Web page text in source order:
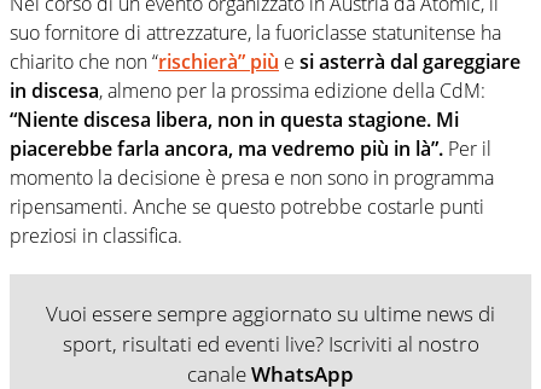
suo fornitore di attrezzature, la fuoriclasse statunitense ha
chiarito che non “rischierà” più e si asterrà dal gareggiare
in discesa, almeno per la prossima edizione della CdM:
“Niente discesa libera, non in questa stagione. Mi
piacerebbe farla ancora, ma vedremo più in là”. Per il
momento la decisione è presa e non sono in programma
ripensamenti. Anche se questo potrebbe costarle punti
preziosi in classifica.
Vuoi essere sempre aggiornato su ultime news di
sport, risultati ed eventi live? Iscriviti al nostro
canaleWhatsApp